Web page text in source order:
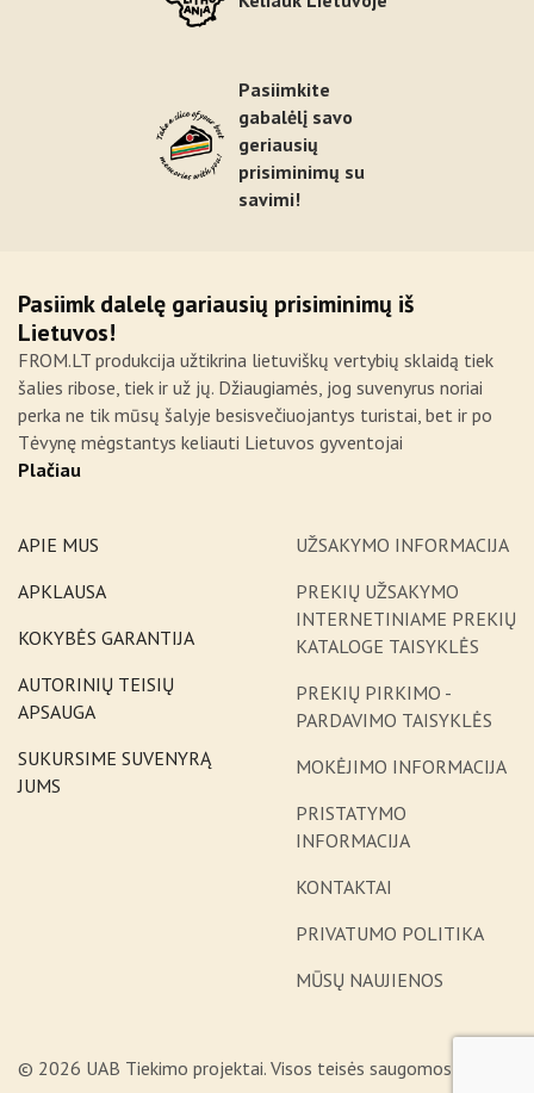
Pasiimkite
gabalėlį savo
geriausių
prisiminimų su
savimi!
Pasiimk dalelę gariausių prisiminimų iš
Lietuvos!
FROM.LT produkcija užtikrina lietuviškų vertybių sklaidą tiek
šalies ribose, tiek ir už jų. Džiaugiamės, jog suvenyrus noriai
perka ne tik mūsų šalyje besisvečiuojantys turistai, bet ir po
Tėvynę mėgstantys keliauti Lietuvos gyventojai
Plačiau
APIE MUS
APKLAUSA
KOKYBĖS GARANTIJA
AUTORINIŲ TEISIŲ
APSAUGA
SUKURSIME SUVENYRĄ
JUMS
UŽSAKYMO INFORMACIJA
PREKIŲ UŽSAKYMO
INTERNETINIAME PREKIŲ
KATALOGE TAISYKLĖS
PREKIŲ PIRKIMO -
PARDAVIMO TAISYKLĖS
MOKĖJIMO INFORMACIJA
PRISTATYMO
INFORMACIJA
KONTAKTAI
PRIVATUMO POLITIKA
MŪSŲ NAUJIENOS
© 2026 UAB Tiekimo projektai. Visos teisės saugomos